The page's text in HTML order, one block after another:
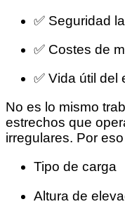
✅ Seguridad
✅ Costes de
✅ Vida útil del
No es lo mismo
estrechos que
irregulares. Por
Tipo de carga
Altura de